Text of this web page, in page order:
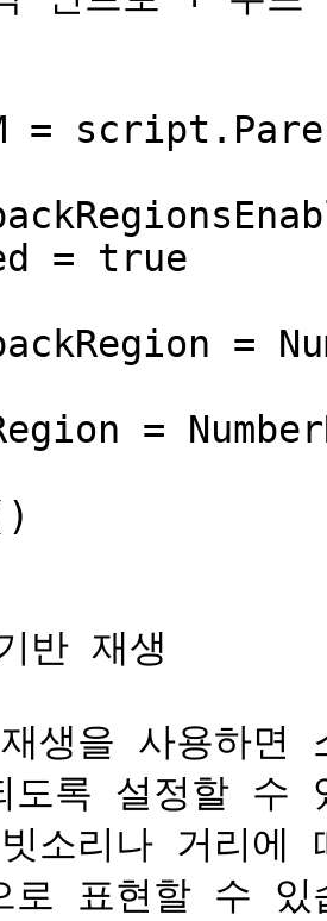
=
= true
=
=
반 재생
생을 사용하면
도록 설정할
소리나 거리에
로 표현할 수